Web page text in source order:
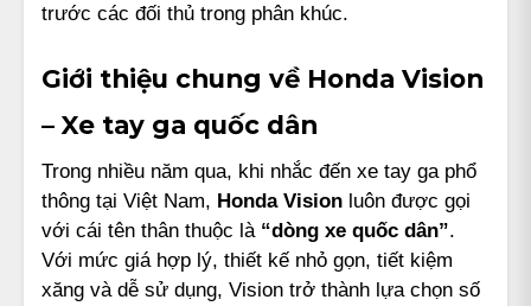
trước các đối thủ trong phân khúc.
Giới thiệu chung về Honda Vision
– Xe tay ga quốc dân
Trong nhiều năm qua, khi nhắc đến xe tay ga phổ
thông tại Việt Nam, Honda Vision luôn được gọi
với cái tên thân thuộc là “dòng xe quốc dân”.
Với mức giá hợp lý, thiết kế nhỏ gọn, tiết kiệm
xăng và dễ sử dụng, Vision trở thành lựa chọn số